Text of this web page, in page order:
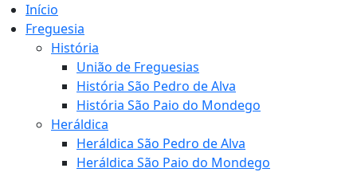
Início
Freguesia
História
União de Freguesias
História São Pedro de Alva
História São Paio do Mondego
Heráldica
Heráldica São Pedro de Alva
Heráldica São Paio do Mondego